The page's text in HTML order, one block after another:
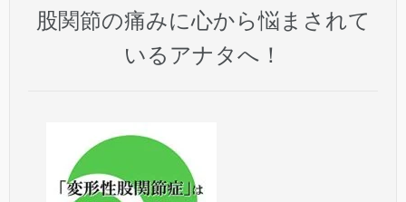
股関節の痛みに心から悩まされて
いるアナタへ！